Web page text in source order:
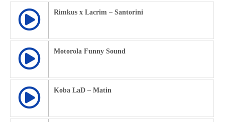
Rimkus x Lacrim – Santorini
Motorola Funny Sound
Koba LaD – Matin